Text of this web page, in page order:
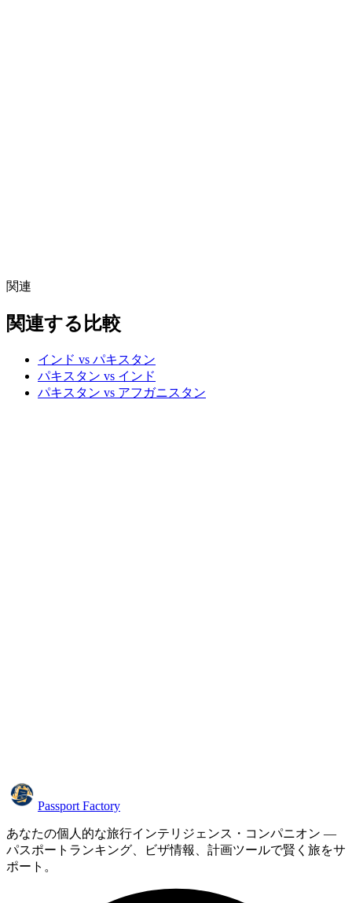
関連
関連する比較
インド vs パキスタン
パキスタン vs インド
パキスタン vs アフガニスタン
Passport Factory
あなたの個人的な旅行インテリジェンス・コンパニオン —
パスポートランキング、ビザ情報、計画ツールで賢く旅をサ
ポート。